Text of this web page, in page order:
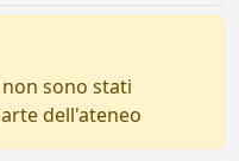
sono stati
dell'ateneo